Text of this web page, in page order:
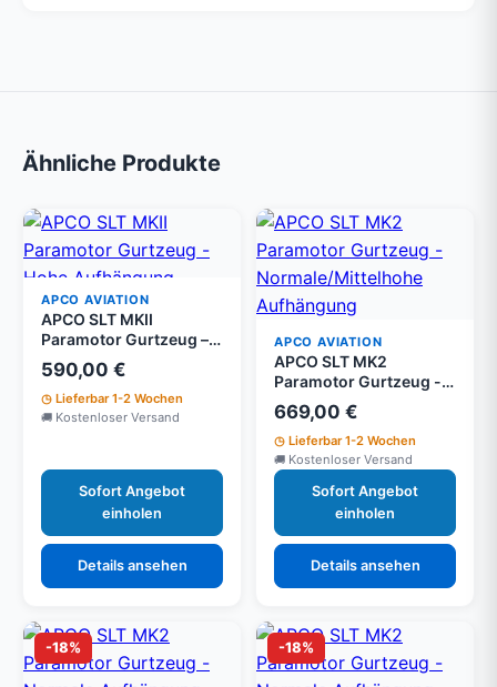
Ähnliche Produkte
APCO AVIATION
APCO SLT MKII
Paramotor Gurtzeug –
Hohe Aufhängung M-
XL
590,00 €
Lieferbar 1-2 Wochen
Kostenloser Versand
Sofort Angebot
einholen
Details ansehen
APCO AVIATION
APCO SLT MK2
Paramotor Gurtzeug -
Normale/Mittelhohe
Aufhängung
669,00 €
Lieferbar 1-2 Wochen
Kostenloser Versand
Sofort Angebot
einholen
Details ansehen
-18% -18%